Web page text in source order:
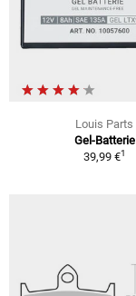
Louis Parts
Gel-Batterie
39,99 €1